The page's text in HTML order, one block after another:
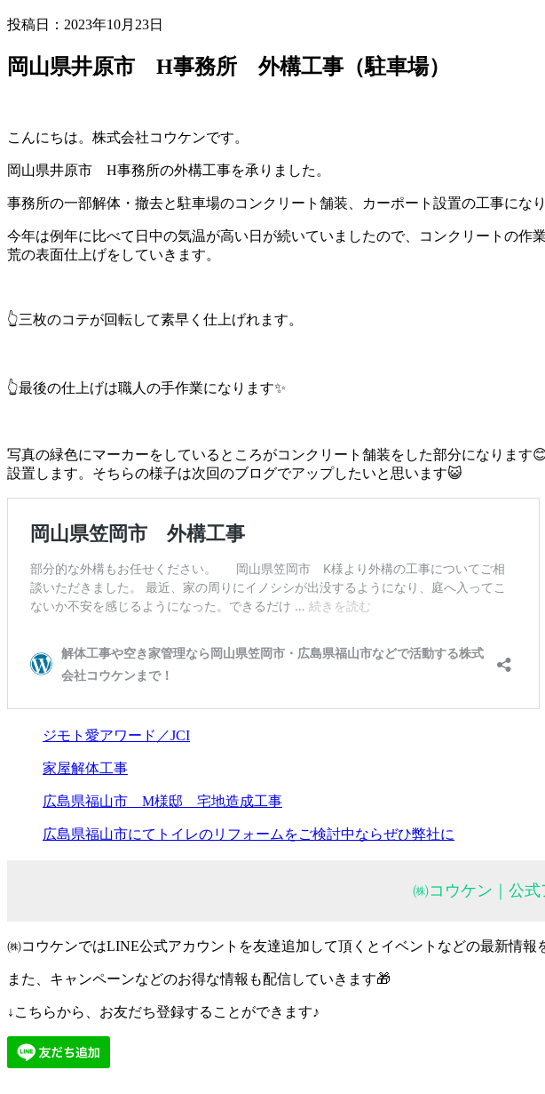
投稿日： 2023年10月23日
岡山県井原市 H事務所 外構工事（駐車場）
こんにちは。株式会社コウケンです。
岡山県井原市 H事務所の外構工事を承りました。
事務所の一部解体・撤去と駐車場のコンクリート舗装、カーポート設置の工事になり
今年は例年に比べて日中の気温が高い日が続いていましたので、コンクリートの
荒の表面仕上げをしていきます。
👆三枚のコテが回転して素早く仕上げれます。
👆最後の仕上げは職人の手作業になります✨
写真の緑色にマーカーをしているところがコンクリート舗装をした部分になりま
設置します。そちらの様子は次回のブログでアップしたいと思います😺
ジモト愛アワード／JCI
家屋解体工事
広島県福山市 M様邸 宅地造成工事
広島県福山市にてトイレのリフォームをご検討中ならぜひ弊社に
㈱コウケン｜公式
㈱コウケンではLINE公式アカウントを友達追加して頂くとイベントなどの最新情報
また、キャンペーンなどのお得な情報も配信していきます🎁
↓こちらから、お友だち登録することができます♪